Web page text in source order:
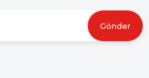
Gönder